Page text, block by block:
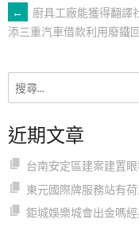
文
章
導
覽
←
廚具工廠能獲得翻譯
添三重汽車借款利用廢鐵
近期文章
台南安定區建案建置
東元國際牌服務站有
鉅城娛樂城會出金嗎